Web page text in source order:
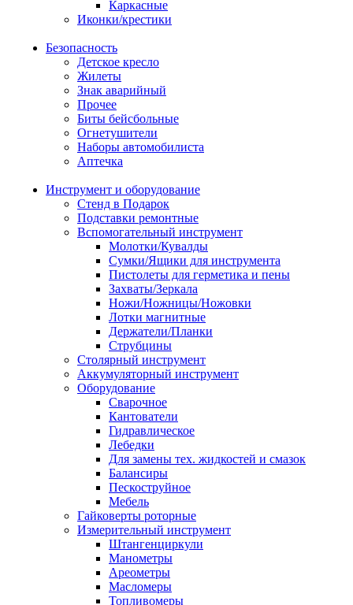
Каркасные
Иконки/крестики
Безопасность
Детское кресло
Жилеты
Знак аварийный
Прочее
Биты бейсбольные
Огнетушители
Наборы автомобилиста
Аптечка
Инструмент и оборудование
Стенд в Подарок
Подставки ремонтные
Вспомогательный инструмент
Молотки/Кувалды
Сумки/Ящики для инструмента
Пистолеты для герметика и пены
Захваты/Зеркала
Ножи/Ножницы/Ножовки
Лотки магнитные
Держатели/Планки
Струбцины
Столярный инструмент
Аккумуляторный инструмент
Оборудование
Сварочное
Кантователи
Гидравлическое
Лебедки
Для замены тех. жидкостей и смазок
Балансиры
Пескоструйное
Мебель
Гайковерты роторные
Измерительный инструмент
Штангенциркули
Манометры
Ареометры
Масломеры
Топливомеры